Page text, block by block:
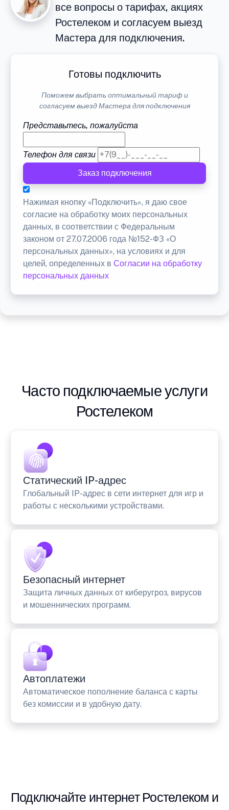
все вопросы о тарифах, акциях
Ростелеком и согласуем выезд
Мастера для подключения.
Готовы подключить
Поможем выбрать оптимальный тариф и
согласуем выезд Мастера для подключения
Представьтесь, пожалуйста
Телефон для связи
Заказ подключения
Нажимая кнопку «Подключить», я даю свое
согласие на обработку моих персональных
данных, в соответствии с Федеральным
законом от 27.07.2006 года №152-ФЗ «О
персональных данных», на условиях и для
целей, определенных в Согласии на обработку
персональных данных
Часто подключаемые услуги
Ростелеком
Статический IP-адрес
Глобальный IP-адрес в сети интернет для игр и
работы с несколькими устройствами.
Безопасный интернет
Защита личных данных от киберугроз, вирусов
и мошеннических программ.
Автоплатежи
Автоматическое пополнение баланса с карты
без комиссии и в удобную дату.
Подключайте интернет Ростелеком и